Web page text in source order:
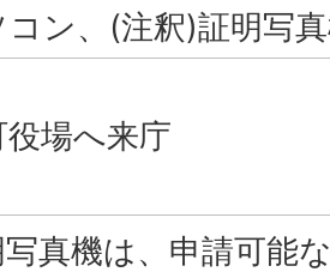
コン、(注釈)証明写
役場へ来庁
真機は、申請可能